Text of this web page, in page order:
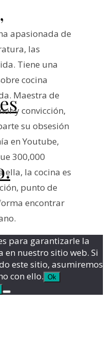
apasionada de
las
Tiene una
cocina
Maestra de
y convicción,
su obsesión
en Youtube,
300,000
ella, la cocina es
punto de
encontrar
para garantizarle la
en nuestro sitio web. Si
este sitio, asumiremos
con ello.
Ok